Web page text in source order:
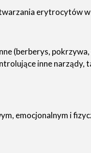
erytrocytów
(berberys,
inne narządy,
emocjonalnym i